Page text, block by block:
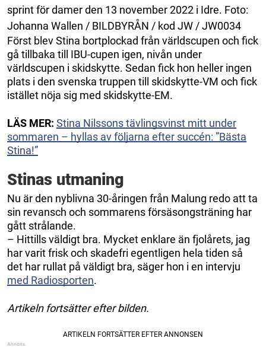
sprint för damer den 13 november 2022 i Idre. Foto:
Johanna Wallen / BILDBYRÅN / kod JW / JW0034
Först blev Stina bortplockad från världscupen och fick
gå tillbaka till IBU-cupen igen, nivån under
världscupen i skidskytte. Sedan fick hon heller ingen
plats i den svenska truppen till skidskytte-VM och fick
istället nöja sig med skidskytte-EM.
LÄS MER: Stina Nilssons tävlingsvinst mitt under
sommaren – hyllas av följarna efter succén: ”Bästa
Stina!”
Stinas utmaning
Nu är den nyblivna 30-åringen från Malung redo att ta
sin revansch och sommarens försäsongsträning har
gått strålande.
– Hittills väldigt bra. Mycket enklare än fjolårets, jag
har varit frisk och skadefri egentligen hela tiden så
det har rullat på väldigt bra, säger hon i en intervju
med Radiosporten.
Artikeln fortsätter efter bilden.